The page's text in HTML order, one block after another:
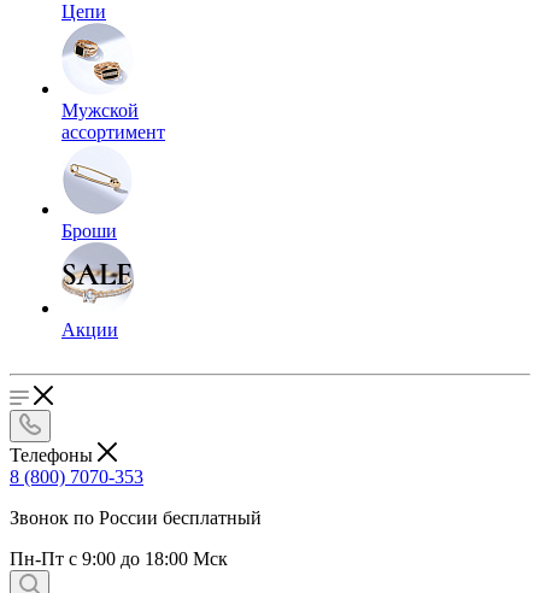
Цепи
Мужской
ассортимент
Броши
Акции
Телефоны
8 (800) 7070-353
Звонок по России бесплатный
Пн-Пт с 9:00 до 18:00 Мск